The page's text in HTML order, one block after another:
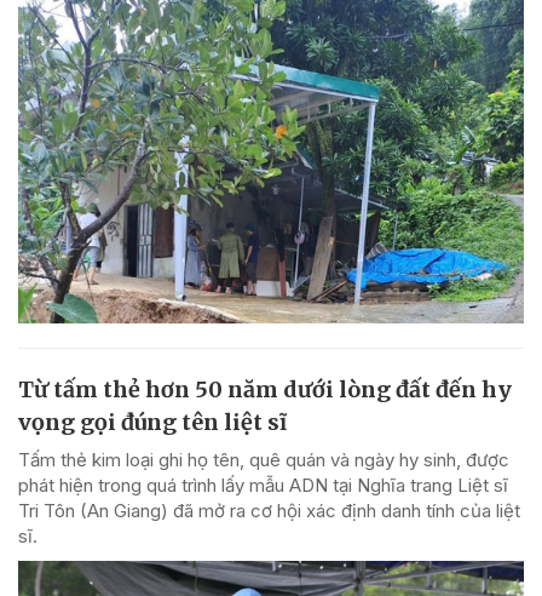
Từ tấm thẻ hơn 50 năm dưới lòng đất đến hy
vọng gọi đúng tên liệt sĩ
Tấm thẻ kim loại ghi họ tên, quê quán và ngày hy sinh, được
phát hiện trong quá trình lấy mẫu ADN tại Nghĩa trang Liệt sĩ
Tri Tôn (An Giang) đã mở ra cơ hội xác định danh tính của liệt
sĩ.